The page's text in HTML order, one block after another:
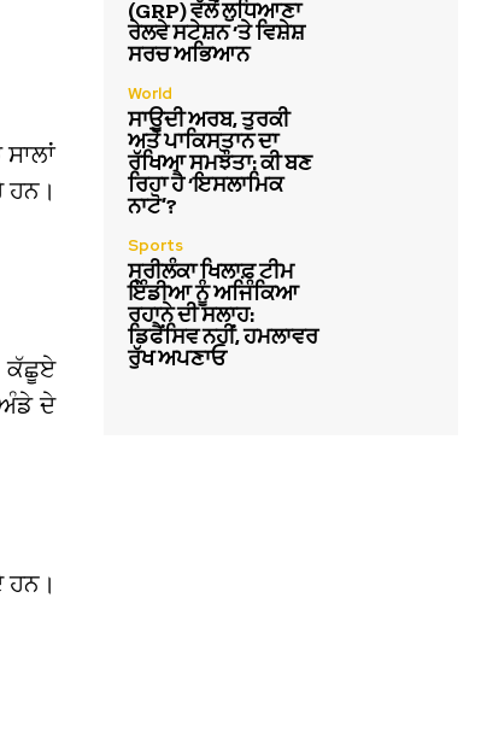
ਹਨ।
ਕੱਛੂਏ
ਦੇ
ਹਨ।
(GRP) ਵੱਲੋਂ ਲੁਧਿਆਣਾ
ਰੇਲਵੇ ਸਟੇਸ਼ਨ ‘ਤੇ ਵਿਸ਼ੇਸ਼
ਸਰਚ ਅਭਿਆਨ
World
ਸਾਊਦੀ ਅਰਬ, ਤੁਰਕੀ
ਅਤੇ ਪਾਕਿਸਤਾਨ ਦਾ
ਰੱਖਿਆ ਸਮਝੌਤਾ: ਕੀ ਬਣ
ਰਿਹਾ ਹੈ ‘ਇਸਲਾਮਿਕ
ਨਾਟੋ’?
Sports
ਸ੍ਰੀਲੰਕਾ ਖਿਲਾਫ਼ ਟੀਮ
ਇੰਡੀਆ ਨੂੰ ਅਜਿੰਕਿਆ
ਰਹਾਨੇ ਦੀ ਸਲਾਹ:
ਡਿਫੈਂਸਿਵ ਨਹੀਂ, ਹਮਲਾਵਰ
ਰੁੱਖ ਅਪਣਾਓ